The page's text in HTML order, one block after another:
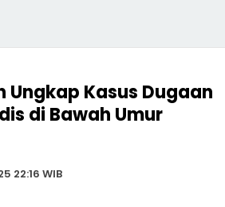
Ungkap Kasus Dugaan
di Bawah Umur
22:16 WIB